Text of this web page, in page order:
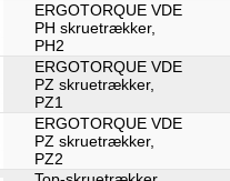
ERGOTORQUE VDE
PH skruetrækker,
PH2
ERGOTORQUE VDE
PZ skruetrækker,
PZ1
ERGOTORQUE VDE
PZ skruetrækker,
PZ2